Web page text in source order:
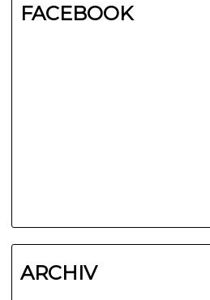
FACEBOOK
ARCHIV